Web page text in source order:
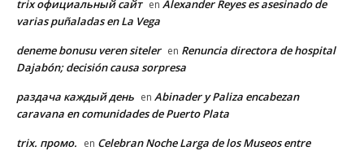
trix официальный сайт en Alexander Reyes es asesinado de
varias puñaladas en La Vega
deneme bonusu veren siteler en Renuncia directora de hospital
Dajabón; decisión causa sorpresa
раздача каждый день en Abinader y Paliza encabezan
caravana en comunidades de Puerto Plata
trix. промо. en Celebran Noche Larga de los Museos entre